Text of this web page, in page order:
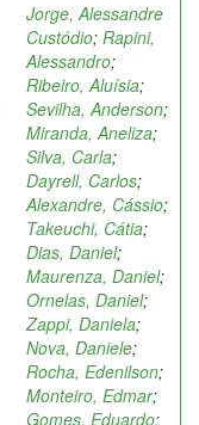
Jorge, Alessandre
Custódio; Rapini,
Alessandro;
Ribeiro, Aluísia;
Sevilha, Anderson;
Miranda, Aneliza;
Silva, Carla;
Dayrell, Carlos;
Alexandre, Cássio;
Takeuchi, Cátia;
Dias, Daniel;
Maurenza, Daniel;
Ornelas, Daniel;
Zappi, Daniela;
Nova, Daniele;
Rocha, Edenilson;
Monteiro, Edmar;
Gomes, Eduardo;